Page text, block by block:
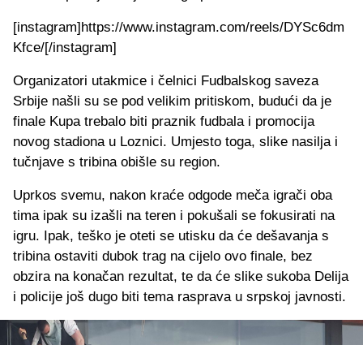
[instagram]https://www.instagram.com/reels/DYSc6dm
Kfce/[/instagram]
Organizatori utakmice i čelnici Fudbalskog saveza
Srbije našli su se pod velikim pritiskom, budući da je
finale Kupa trebalo biti praznik fudbala i promocija
novog stadiona u Loznici. Umjesto toga, slike nasilja i
tučnjave s tribina obišle su region.
Uprkos svemu, nakon kraće odgode meča igrači oba
tima ipak su izašli na teren i pokušali se fokusirati na
igru. Ipak, teško je oteti se utisku da će dešavanja s
tribina ostaviti dubok trag na cijelo ovo finale, bez
obzira na konačan rezultat, te da će slike sukoba Delija
i policije još dugo biti tema rasprava u srpskoj javnosti.